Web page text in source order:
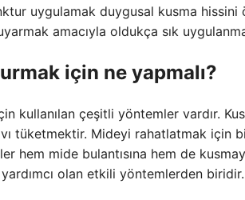
uygulamak duygusal kusma hissini
amacıyla oldukça sık
için ne yapmalı?
kullanılan çeşitli yöntemler vardır.
tüketmektir. Mideyi rahatlatmak için
hem mide bulantısına hem de
olan etkili yöntemlerden biridir.